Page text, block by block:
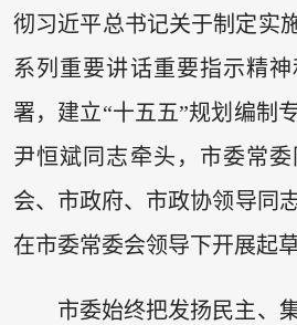
彻习近平总书记关于制定实
系列重要讲话重要指示精
署，建立“十五五”规划编制
尹恒斌同志牵头，市委常
会、市政府、市政协领导同
在市委常委会领导下开展起草
市委始终把发扬民主、